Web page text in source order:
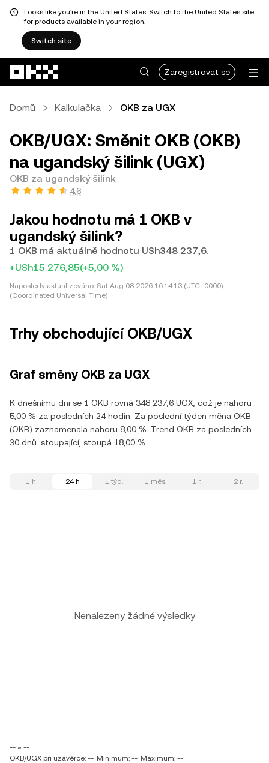
Looks like you're in the United States. Switch to the United States site
for products available in your region.
Switch site
Zaregistrovat se
Domů Kalkulačka OKB za UGX
OKB/UGX: Směnit OKB (OKB)
na ugandský šilink (UGX)
OKB za ugandský šilink
4,6
Jakou hodnotu má 1 OKB v
ugandský šilink?
1 OKB má aktuálně hodnotu USh348 237,6.
+USh15 276,85(+5,00 %)
Naposledy aktualizováno: Sat Aug 08 2026 16:14:13 (UTC+0000)
(Coordinated Universal Time)
Trhy obchodující OKB/UGX
Graf směny OKB za UGX
K dnešnímu dni se 1 OKB rovná 348 237,6 UGX, což je nahoru
5,00 % za posledních 24 hodin. Za poslední týden měna OKB
(OKB) zaznamenala nahoru 8,00 %. Trend OKB za posledních
30 dnů: stoupající, stoupá 18,00 %.
1 h 24 h 1 týd. 1 měs. 1 r. 2 r.
Nenalezeny žádné výsledky
-- ~ --
OKB/UGX při uzávěrce: -- Minimum: -- Maximum: --